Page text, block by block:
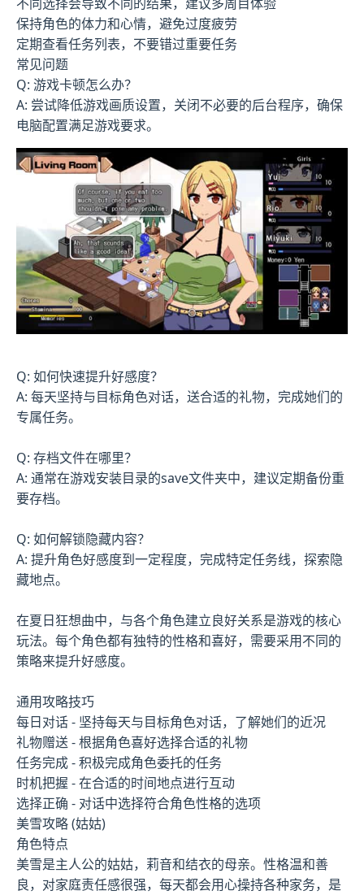
保持角色的体力和心情，避免过度疲劳
定期查看任务列表，不要错过重要任务
常见问题
Q: 游戏卡顿怎么办？
A: 尝试降低游戏画质设置，关闭不必要的后台程序，确保
电脑配置满足游戏要求。
Q: 如何快速提升好感度？
A: 每天坚持与目标角色对话，送合适的礼物，完成她们的
专属任务。
Q: 存档文件在哪里？
A: 通常在游戏安装目录的save文件夹中，建议定期备份重
要存档。
Q: 如何解锁隐藏内容？
A: 提升角色好感度到一定程度，完成特定任务线，探索隐
藏地点。
在夏日狂想曲中，与各个角色建立良好关系是游戏的核心
玩法。每个角色都有独特的性格和喜好，需要采用不同的
策略来提升好感度。
通用攻略技巧
每日对话 - 坚持每天与目标角色对话，了解她们的近况
礼物赠送 - 根据角色喜好选择合适的礼物
任务完成 - 积极完成角色委托的任务
时机把握 - 在合适的时间地点进行互动
选择正确 - 对话中选择符合角色性格的选项
美雪攻略 (姑姑)
角色特点
美雪是主人公的姑姑，莉音和结衣的母亲。性格温和善
良，对家庭责任感很强，每天都会用心操持各种家务，是